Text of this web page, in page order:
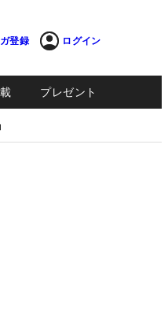
登録 ログイン
プレゼント